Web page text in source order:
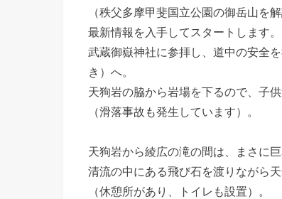
（秩父多摩甲斐国立公園の御岳山を
最新情報を入手してスタートします。
武蔵御嶽神社に参拝し、道中の安全
き）へ。
天狗岩の脇から岩場を下るので、子
（滑落事故も発生しています）。
天狗岩から綾広の滝の間は、まさに
清流の中にある飛び石を渡りながら
（休憩所があり、トイレも設置）。